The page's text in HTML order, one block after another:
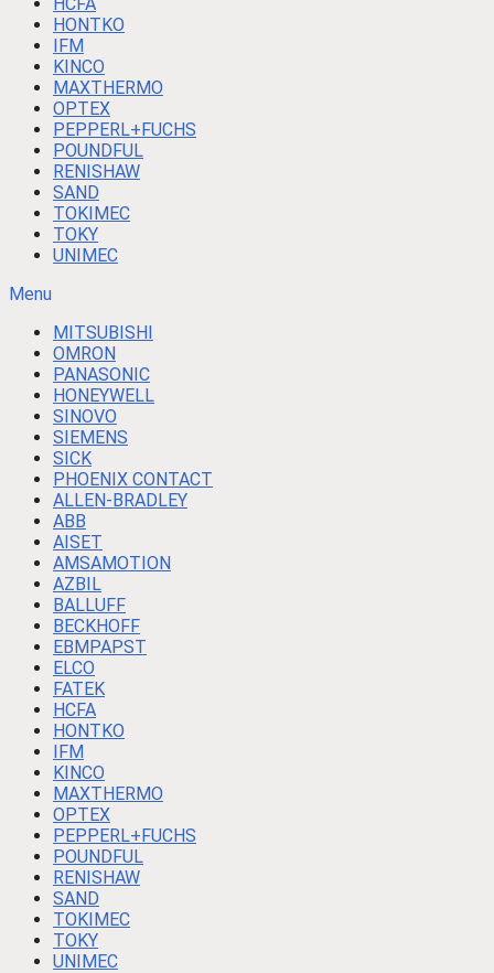
HONTKO
IFM
KINCO
MAXTHERMO
OPTEX
PEPPERL+FUCHS
POUNDFUL
RENISHAW
SAND
TOKIMEC
TOKY
UNIMEC
Menu
MITSUBISHI
OMRON
PANASONIC
HONEYWELL
SINOVO
SIEMENS
SICK
PHOENIX CONTACT
ALLEN-BRADLEY
ABB
AISET
AMSAMOTION
AZBIL
BALLUFF
BECKHOFF
EBMPAPST
ELCO
FATEK
HCFA
HONTKO
IFM
KINCO
MAXTHERMO
OPTEX
PEPPERL+FUCHS
POUNDFUL
RENISHAW
SAND
TOKIMEC
TOKY
UNIMEC